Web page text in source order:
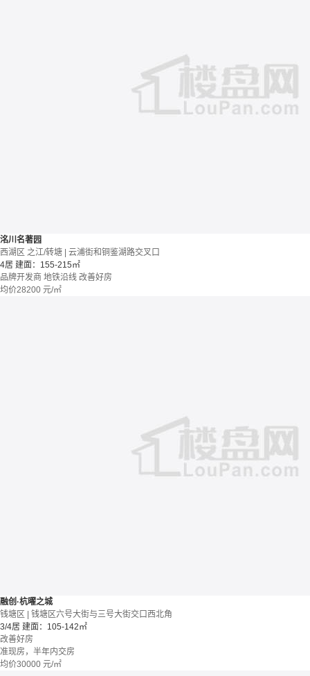
洺川名著园
西湖区 之江/转塘 | 云浦街和铜鉴湖路交叉口
4居 建面：155-215㎡
品牌开发商 地铁沿线 改善好房
均价28200 元/㎡
融创·杭曜之城
钱塘区 | 钱塘区六号大街与三号大街交口西北角
3/4居 建面：105-142㎡
改善好房
准现房，半年内交房
均价30000 元/㎡